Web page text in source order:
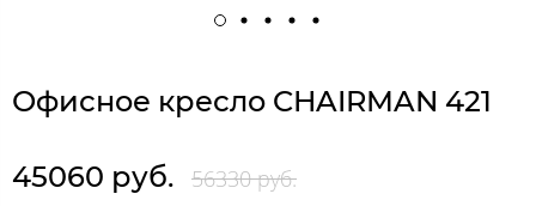
Офисное кресло CHAIRMAN 421
45060 руб. 56330 руб.